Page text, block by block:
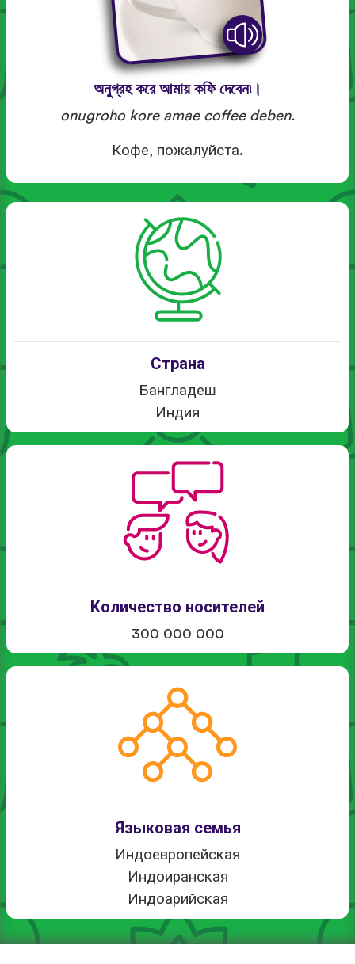
অনুগ্রহ করে আমায় কফি দেবেন৷।
onugroho kore amae coffee deben.
Кофе, пожалуйста.
Страна
Бангладеш
Индия
Количество носителей
300 000 000
Языковая семья
Индоевропейская
Индоиранская
Индоарийская